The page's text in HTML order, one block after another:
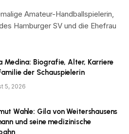
Amateur-Handballspielerin,
Hamburger SV und die Ehefrau
Medina: Biografie, Alter, Karriere
der Schauspielerin
5, 2026
Wahle: Gila von Weitershausens
und seine medizinische